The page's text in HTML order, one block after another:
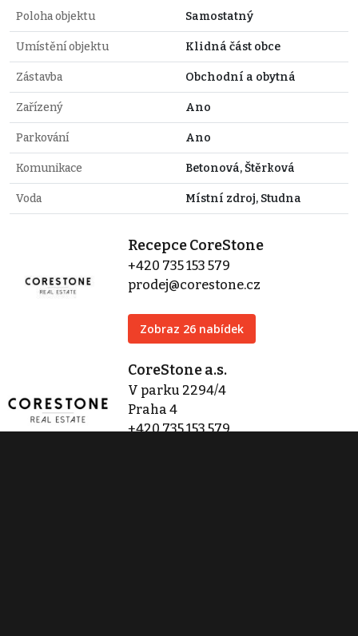
Poloha objektu Samostatný
Umístění objektu Klidná část obce
Zástavba Obchodní a obytná
Zařízený Ano
Parkování Ano
Komunikace Betonová, Štěrková
Voda Místní zdroj, Studna
Recepce CoreStone
+420 735 153 579
prodej@corestone.cz
Zobraz 26 nabídek
CoreStone a.s.
V parku 2294/4
Praha 4
+420 735 153 579